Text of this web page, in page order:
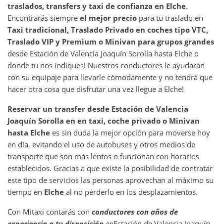
traslados, transfers y taxi de confianza en Elche.
Encontrarás siempre el mejor precio para tu traslado en
Taxi tradicional, Traslado Privado en coches tipo VTC,
Traslado VIP y Premium o Minivan para grupos grandes
desde Estación de Valencia Joaquín Sorolla hasta Elche o
donde tu nos indiques! Nuestros conductores le ayudarán
con su equipaje para llevarle cómodamente y no tendrá que
hacer otra cosa que disfrutar una vez llegue a Elche!
Reservar un transfer desde Estación de Valencia
Joaquín Sorolla en en taxi, coche privado o Minivan
hasta Elche es sin duda la mejor opción para moverse hoy
en día, evitando el uso de autobuses y otros medios de
transporte que son más lentos o funcionan con horarios
establecidos. Gracias a que existe la posibilidad de contratar
este tipo de servicios las personas aprovechan al máximo su
tiempo en Elche al no perderlo en los desplazamientos.
Con Mitaxi contarás con conductores con años de